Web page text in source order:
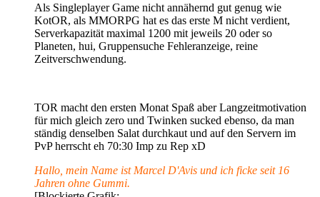
Als Singleplayer Game nicht annähernd gut genug wie
KotOR, als MMORPG hat es das erste M nicht verdient,
Serverkapazität maximal 1200 mit jeweils 20 oder so
Planeten, hui, Gruppensuche Fehleranzeige, reine
Zeitverschwendung.
TOR macht den ersten Monat Spaß aber Langzeitmotivation
für mich gleich zero und Twinken sucked ebenso, da man
ständig denselben Salat durchkaut und auf den Servern im
PvP herrscht eh 70:30 Imp zu Rep xD
Hallo, mein Name ist Marcel D'Avis und ich ficke seit 16
Jahren ohne Gummi.